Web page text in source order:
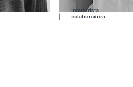
Interiorista
colaboradora